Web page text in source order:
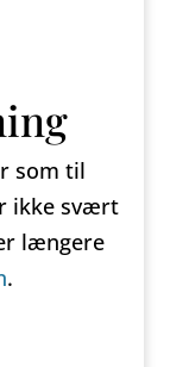
som til
ikke svært
længere
.